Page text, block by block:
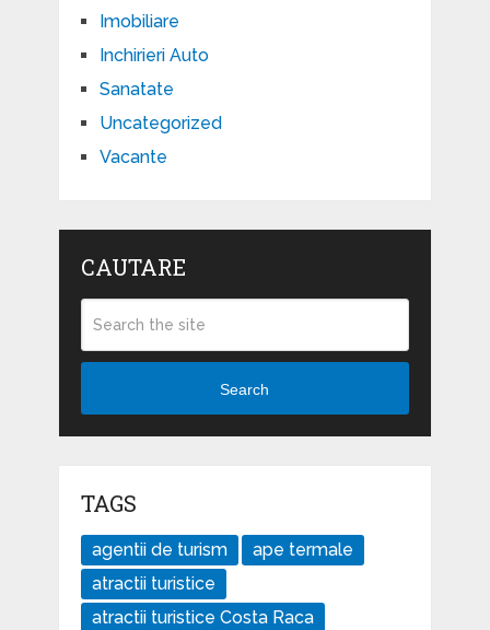
Imobiliare
Inchirieri Auto
Sanatate
Uncategorized
Vacante
CAUTARE
Search
TAGS
agentii de turism
ape termale
atractii turistice
atractii turistice Costa Raca